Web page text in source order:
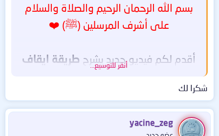
بسم الله الرحمان الرحيم والصلاة والسلام
على أشرف المرسلين (ﷺ) ❤️
أقدم لكم فيديو جديد يشرح طريقة ايقاف
هذا الفيديو يشرح كيفية إيقاف تحديثات
ويندوز 10 نهائيا مع الشرح اعادة تفعيلها
أنقر للتوسيع...
شكرا لك
yacine_zeg
عضو جديد